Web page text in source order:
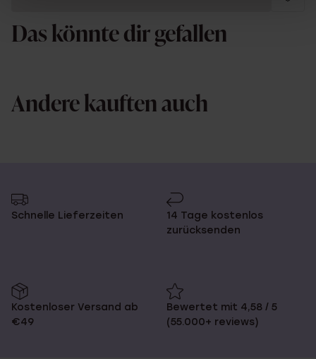
Das könnte dir gefallen
Andere kauften auch
Schnelle Lieferzeiten
14 Tage kostenlos
zurücksenden
Kostenloser Versand ab
€49
Bewertet mit 4,58 / 5
(55.000+ reviews)